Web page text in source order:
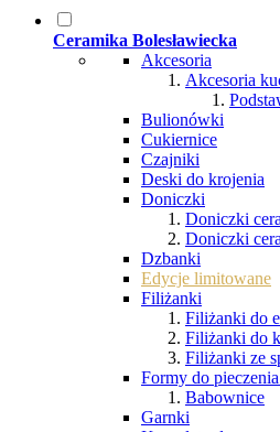
Ceramika Bolesławiecka
Akcesoria
Akcesoria
Bulionówki
Cukiernice
Czajniki
Deski do krojenia
Doniczki
Doniczki
Doniczki
Dzbanki
Edycje limitowane
Filiżanki
Filiżanki do
Filiżanki do
Filiżanki ze
Formy do
Babownice
Garnki